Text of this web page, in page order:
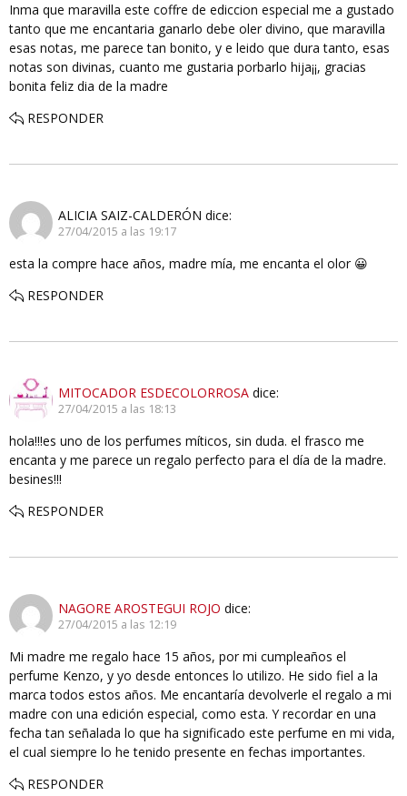
Inma que maravilla este coffre de ediccion especial me a gustado
tanto que me encantaria ganarlo debe oler divino, que maravilla
esas notas, me parece tan bonito, y e leido que dura tanto, esas
notas son divinas, cuanto me gustaria porbarlo hija¡¡, gracias
bonita feliz dia de la madre
RESPONDER
ALICIA SAIZ-CALDERÓN dice:
27/04/2015 a las 19:17
esta la compre hace años, madre mía, me encanta el olor 😀
RESPONDER
MITOCADOR ESDECOLORROSA dice:
27/04/2015 a las 18:13
hola!!!es uno de los perfumes míticos, sin duda. el frasco me
encanta y me parece un regalo perfecto para el día de la madre.
besines!!!
RESPONDER
NAGORE AROSTEGUI ROJO dice:
27/04/2015 a las 12:19
Mi madre me regalo hace 15 años, por mi cumpleaños el
perfume Kenzo, y yo desde entonces lo utilizo. He sido fiel a la
marca todos estos años. Me encantaría devolverle el regalo a mi
madre con una edición especial, como esta. Y recordar en una
fecha tan señalada lo que ha significado este perfume en mi vida,
el cual siempre lo he tenido presente en fechas importantes.
RESPONDER